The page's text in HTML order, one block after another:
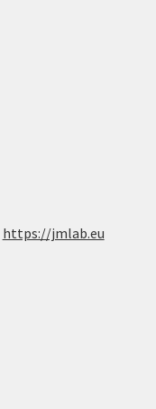
https://jmlab.eu